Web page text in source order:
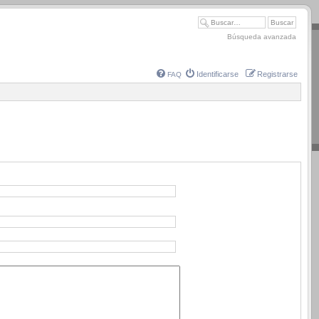
Búsqueda avanzada
FAQ Identificarse Registrarse